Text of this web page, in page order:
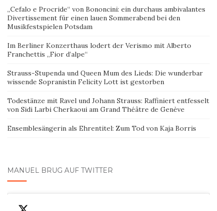
„Cefalo e Procride“ von Bononcini: ein durchaus ambivalantes
Divertissement für einen lauen Sommerabend bei den
Musikfestspielen Potsdam
Im Berliner Konzerthaus lodert der Verismo mit Alberto
Franchettis „Fior d’alpe“
Strauss-Stupenda und Queen Mum des Lieds: Die wunderbar
wissende Sopranistin Felicity Lott ist gestorben
Todestänze mit Ravel und Johann Strauss: Raffiniert entfesselt
von Sidi Larbi Cherkaoui am Grand Théâtre de Genève
Ensemblesängerin als Ehrentitel: Zum Tod von Kaja Borris
MANUEL BRUG AUF TWITTER